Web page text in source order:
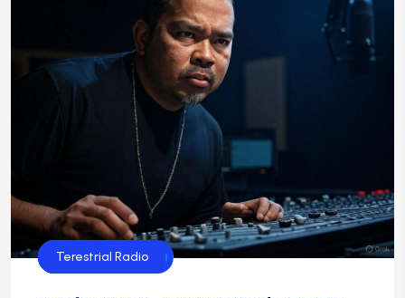
Streaming Radio
Teknologi Radio
Terestrial Radio